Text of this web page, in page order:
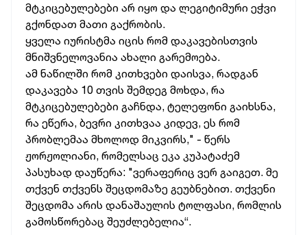
მტკიცებულებები არ იყო და ლეგიტიმური ეჭვი
გქონდათ მათი გაქრობის.
ყველა იურისტმა იცის რომ დაკავებისთვის
მნიშვნელოვანია ახალი გარემოება.
ამ ნაწილში რომ კითხვები დაისვა, რადგან
დაკავება 10 თვის შემდეგ მოხდა, რა
მტკიცებულებები გაჩნდა, ტელეფონი გაიხსნა,
რა ეწერა, ბევრი კითხვაა კიდევ, ეს რომ
პრობლემაა მხოლოდ მიკვირს," - წერს
ჟორჟოლიანი, რომელსაც ეკა კუპატაძემ
პასუხად დაუწერა: "ვერაფერიც ვერ გაიგეთ. მე
თქვენ თქვენს შეცდომაზე გეუბნებით. თქვენი
შეცდომა არის დანაშაულის ტოლფასი, რომლის
გამოსწორებაც შეუძლებელია“.